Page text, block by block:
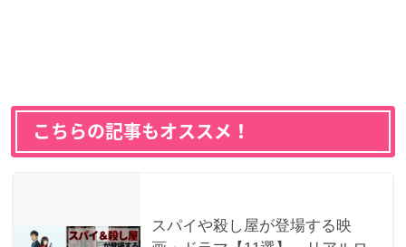
こちらの記事もオススメ！